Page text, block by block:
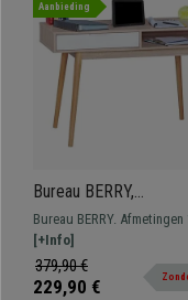
Aanbieding
Bureau BERRY,
Scandinavisch Design,
Afmetingen
Hout in de kleur Eiken
Bureau BERRY. Afmetingen
55 en 79 cm hoogte. Een
model met Scandinavisch
en opbergruimte.
[+Info]
379,90 €
229,90 €